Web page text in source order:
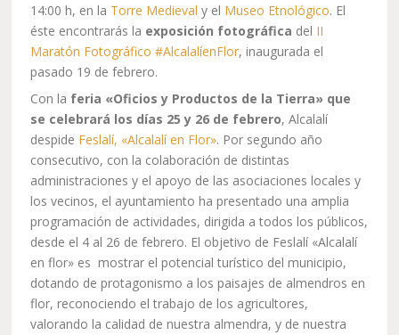
14:00 h, en la Torre Medieval y el Museo Etnológico. El
éste encontrarás la exposición fotográfica del II
Maratón Fotográfico #AlcalalíenFlor, inaugurada el
pasado 19 de febrero.
Con la feria «Oficios y Productos de la Tierra» que
se celebrará los días 25 y 26 de febrero, Alcalalí
despide Feslalí, «Alcalalí en Flor». Por segundo año
consecutivo, con la colaboración de distintas
administraciones y el apoyo de las asociaciones locales y
los vecinos, el ayuntamiento ha presentado una amplia
programación de actividades, dirigida a todos los públicos,
desde el 4 al 26 de febrero. El objetivo de Feslalí «Alcalalí
en flor» es mostrar el potencial turístico del municipio,
dotando de protagonismo a los paisajes de almendros en
flor, reconociendo el trabajo de los agricultores,
valorando la calidad de nuestra almendra, y de nuestra